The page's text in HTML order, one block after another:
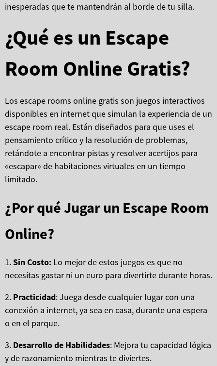
inesperadas que te mantendrán al borde de tu silla.
¿Qué es un Escape
Room Online Gratis?
Los escape rooms online gratis son juegos interactivos
disponibles en internet que simulan la experiencia de un
escape room real. Están diseñados para que uses el
pensamiento crítico y la resolución de problemas,
retándote a encontrar pistas y resolver acertijos para
«escapar» de habitaciones virtuales en un tiempo
limitado.
¿Por qué Jugar un Escape Room
Online?
1.Sin Costo: Lo mejor de estos juegos es que no
necesitas gastar ni un euro para divertirte durante horas.
2. Practicidad: Juega desde cualquier lugar con una
conexión a internet, ya sea en casa, durante una espera
o en el parque.
3. Desarrollo de Habilidades: Mejora tu capacidad lógica
y de razonamiento mientras te diviertes.